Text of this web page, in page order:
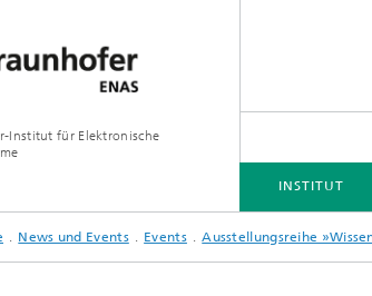
Institut für Elektronische
INSTITUT
UNITS
News und Events Events Ausstellungsreihe